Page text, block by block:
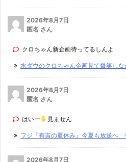
2026年8月7日
匿名 さん
クロちゃん新企画待ってるしんよ
水ダウのクロちゃん企画見て爆笑しな
2026年8月7日
匿名 さん
はいー 見ません
フジ『有吉の夏休み』今夏も放送へ
2026年8月7日